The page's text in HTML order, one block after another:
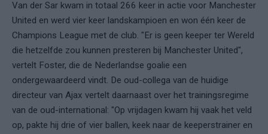
Van der Sar kwam in totaal 266 keer in actie voor Manchester
United en werd vier keer landskampioen en won één keer de
Champions League met de club. "Er is geen keeper ter Wereld
die hetzelfde zou kunnen presteren bij Manchester United",
vertelt Foster, die de Nederlandse goalie een
ondergewaardeerd vindt. De oud-collega van de huidige
directeur van Ajax vertelt daarnaast over het trainingsregime
van de oud-international: "Op vrijdagen kwam hij vaak het veld
op, pakte hij drie of vier ballen, keek naar de keeperstrainer en